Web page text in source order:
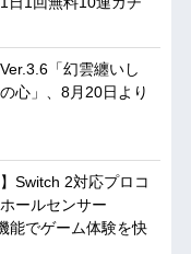
「幻雲纏いし
心」、8月20日より
Switch 2対応プロコ
ールセンサー
能でゲーム体験を快